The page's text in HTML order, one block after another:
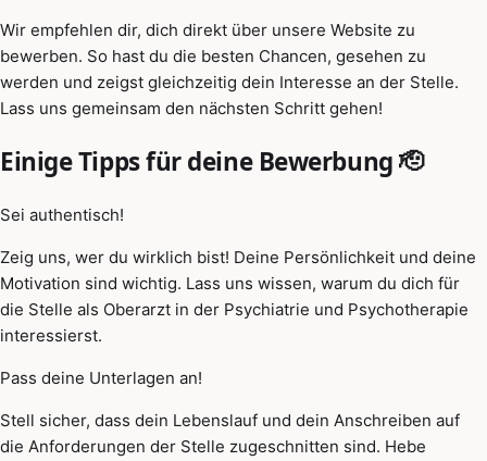
Wir empfehlen dir, dich direkt über unsere Website zu
bewerben. So hast du die besten Chancen, gesehen zu
werden und zeigst gleichzeitig dein Interesse an der Stelle.
Lass uns gemeinsam den nächsten Schritt gehen!
Einige Tipps für deine Bewerbung 🫡
Sei authentisch!
Zeig uns, wer du wirklich bist! Deine Persönlichkeit und deine
Motivation sind wichtig. Lass uns wissen, warum du dich für
die Stelle als Oberarzt in der Psychiatrie und Psychotherapie
interessierst.
Pass deine Unterlagen an!
Stell sicher, dass dein Lebenslauf und dein Anschreiben auf
die Anforderungen der Stelle zugeschnitten sind. Hebe